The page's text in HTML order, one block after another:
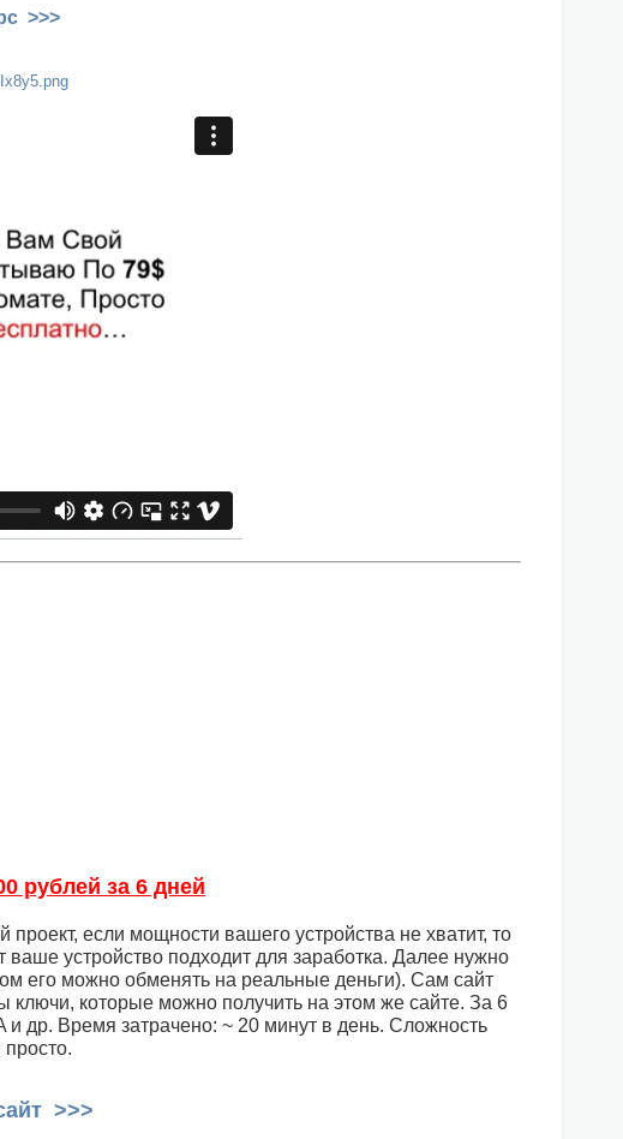
>>>
рублей за 6 дней
если мощности вашего устройства не хватит, то
устройство подходит для заработка. Далее нужно
его можно обменять на реальные деньги). Сам сайт
ключи, которые можно получить на этом же сайте. За 6
др. Время затрачено: ~ 20 минут в день. Сложность
просто.
>>>